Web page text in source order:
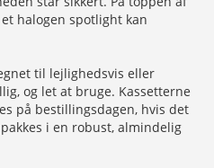
halogen spotlight kan
til lejlighedsvis eller
og let at bruge. Kassetterne
på bestillingsdagen, hvis det
i en robust, almindelig